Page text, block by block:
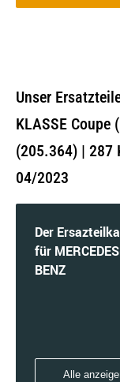
Unser
KLASSE Coupe
(205.364) | 287
04/2023
Der
für
BENZ
Alle